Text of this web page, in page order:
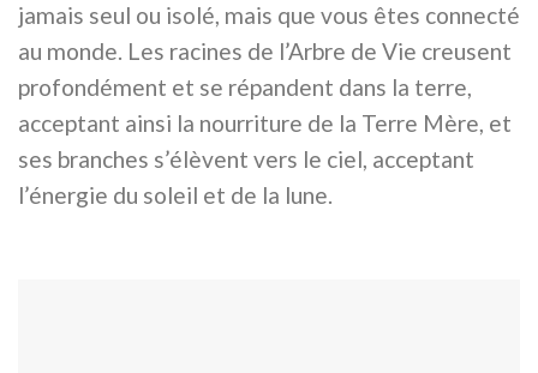
jamais seul ou isolé, mais que vous êtes connecté
au monde. Les racines de l’Arbre de Vie creusent
profondément et se répandent dans la terre,
acceptant ainsi la nourriture de la Terre Mère, et
ses branches s’élèvent vers le ciel, acceptant
l’énergie du soleil et de la lune.